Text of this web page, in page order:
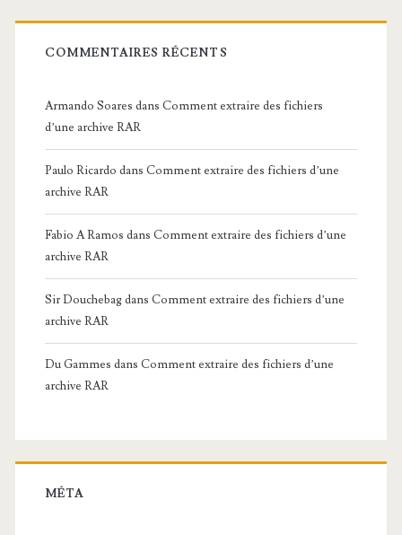
COMMENTAIRES RÉCENTS
Armando Soares dans Comment extraire des fichiers
d’une archive RAR
Paulo Ricardo dans Comment extraire des fichiers d’une
archive RAR
Fabio A Ramos dans Comment extraire des fichiers d’une
archive RAR
Sir Douchebagdans Comment extraire des fichiers d’une
archive RAR
Du Gammes dans Comment extraire des fichiers d’une
archive RAR
MÉTA